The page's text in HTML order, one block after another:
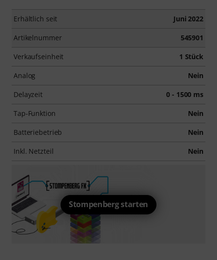
Erhältlich seit Juni 2022
Artikelnummer 545901
Verkaufseinheit 1 Stück
Analog Nein
Delayzeit 0 - 1500 ms
Tap-Funktion Nein
Batteriebetrieb Nein
Inkl. Netzteil Nein
Stompenberg starten